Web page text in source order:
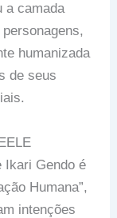
a camada
humanizada
de seus
Ikari Gendo é
Humana”,
intenções